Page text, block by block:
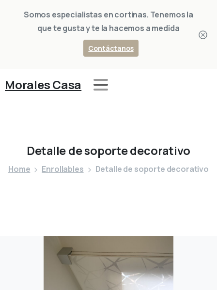
Somos especialistas en cortinas. Tenemos la
que te gusta y te la hacemos a medida
Contáctanos
Morales Casa
Detalledesoportedecorativo
Home Enrollables Detalle de soporte decorativo